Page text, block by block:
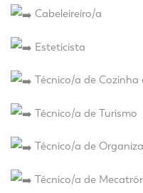
Cabeleireiro/a
Esteticista
Técnico/a de Cozinha
Técnico/a de Turismo
Técnico/a de
Técnico/a de